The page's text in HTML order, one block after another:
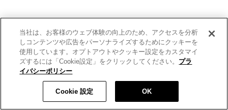
当社は、お客様のウェブ体験の向上のため、アクセスを分析
しコンテンツや広告をパーソナライズするためにクッキーを
使用しています。オプトアウトやクッキー設定をカスタマイ
ズするには「Cookie設定」をクリックしてください。 プラ
イバシーポリシー
Cookie 設定 OK